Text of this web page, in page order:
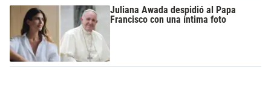
Juliana Awada despidió al Papa
Francisco con una íntima foto